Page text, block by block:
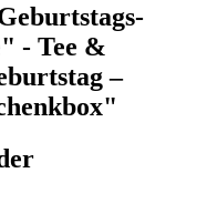
- Tee &
–